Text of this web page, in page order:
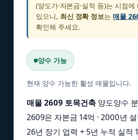
(양도가·자본금·실적 등)는 시점
있으니, 최신 정확 정보는매물
확인해 주세요.
양수 가능
현재 양수 가능한 활성 매물입니다.
매물 2609 토목건축양도양수
2609은 자본금 14억 · 2000년
26년 장기 업력 + 5년 누적 실적